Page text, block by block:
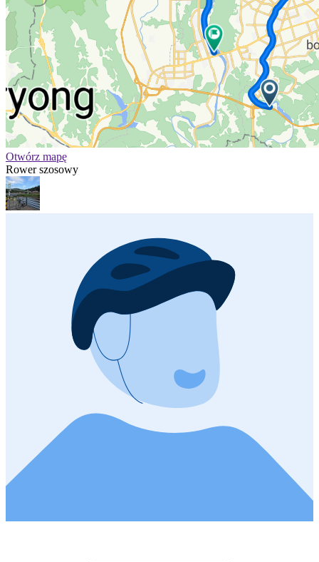
Otwórz mapę
Rower szosowy